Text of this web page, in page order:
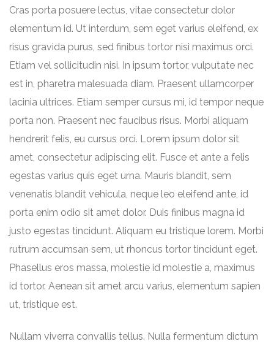
Cras porta posuere lectus, vitae consectetur dolor
elementum id. Ut interdum, sem eget varius eleifend, ex
risus gravida purus, sed finibus tortor nisi maximus orci.
Etiam vel sollicitudin nisi. In ipsum tortor, vulputate nec
est in, pharetra malesuada diam. Praesent ullamcorper
lacinia ultrices. Etiam semper cursus mi, id tempor neque
porta non. Praesent nec faucibus risus. Morbi aliquam
hendrerit felis, eu cursus orci. Lorem ipsum dolor sit
amet, consectetur adipiscing elit. Fusce et ante a felis
egestas varius quis eget urna. Mauris blandit, sem
venenatis blandit vehicula, neque leo eleifend ante, id
porta enim odio sit amet dolor. Duis finibus magna id
justo egestas tincidunt. Aliquam eu tristique lorem. Morbi
rutrum accumsan sem, ut rhoncus tortor tincidunt eget.
Phasellus eros massa, molestie id molestie a, maximus
id tortor. Aenean sit amet arcu varius, elementum sapien
ut, tristique est.
Nullam viverra convallis tellus. Nulla fermentum dictum